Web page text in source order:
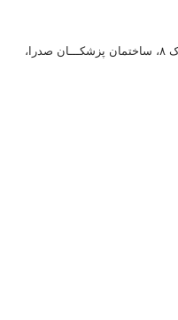
تهران، میدان ونک، ابتدای ملاصدرا، پلاک ۸، ساختمان پزشکـــان صدرا،